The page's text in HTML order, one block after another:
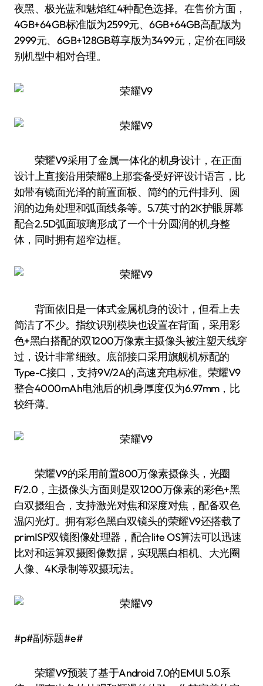
夜黑、极光蓝和魅焰红4种配色选择。在售价方面，
4GB+64GB标准版为2599元、6GB+64GB高配版为
2999元、6GB+128GB尊享版为3499元，定价在同级
别机型中相对合理。
荣耀V9采用了金属一体化的机身设计，在正面
设计上直接沿用荣耀8上那套备受好评设计语言，比
如带有镜面光泽的前置面板、简约的元件排列、圆
润的边角处理和弧面线条等。5.7英寸的2K护眼屏幕
配合2.5D弧面玻璃形成了一个十分圆润的机身整
体，同时拥有超窄边框。
背面依旧是一体式金属机身的设计，但看上去
简洁了不少。指纹识别模块也设置在背面，采用彩
色+黑白搭配的双1200万像素主摄像头被注塑天线穿
过，设计非常细致。底部接口采用旗舰机标配的
Type-C接口，支持9V/2A的高速充电标准。荣耀V9
整合4000mAh电池后的机身厚度仅为6.97mm，比
较纤薄。
荣耀V9的采用前置800万像素摄像头，光圈
F/2.0，主摄像头方面则是双1200万像素的彩色+黑
白双摄组合，支持激光对焦和深度对焦，配备双色
温闪光灯。拥有彩色黑白双镜头的荣耀V9还搭载了
primISP双镜图像处理器，配合lite OS算法可以迅速
比对和运算双摄图像数据，实现黑白相机、大光圈
人像、4K录制等双摄玩法。
#p#副标题#e#
荣耀V9预装了基于Android 7.0的EMUI 5.0系